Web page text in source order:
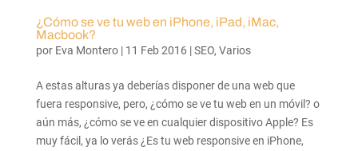
¿Cómo se ve tu web en iPhone, iPad, iMac,
Macbook?
por Eva Montero| 11 Feb 2016 |SEO, Varios
A estas alturas ya deberías disponer de una web que
fuera responsive, pero, ¿cómo se ve tu web en un móvil? o
aún más, ¿cómo se ve en cualquier dispositivo Apple? Es
muy fácil, ya lo verás ¿Es tu web responsive en iPhone,